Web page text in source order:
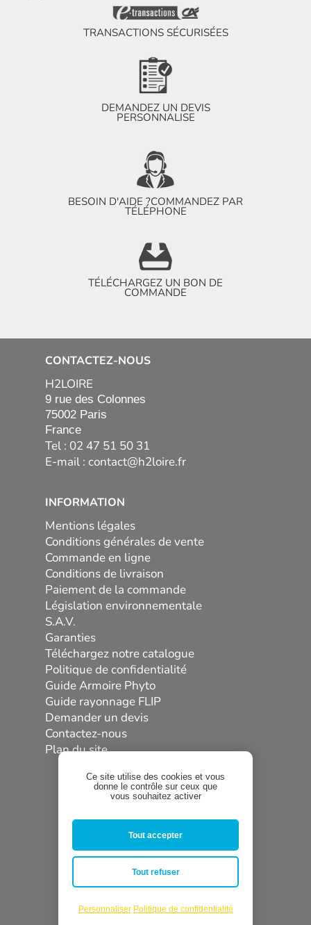
TRANSACTIONS SÉCURISÉES
DEMANDEZ UN DEVIS
PERSONNALISE
BESOIN D'AIDE ?COMMANDEZ PAR
TÉLÉPHONE
TÉLÉCHARGEZ UN BON DE
COMMANDE
CONTACTEZ-NOUS
H2LOIRE
9 rue des Colonnes
75002 Paris
France
Tel : 02 47 51 50 31
E-mail : contact@h2loire.fr
INFORMATION
Mentions légales
Conditions générales de vente
Commande en ligne
Conditions de livraison
Paiement de la commande
Législation environnementale
S.A.V.
Garanties
Téléchargez notre catalogue
Politique de confidentialité
Guide Armoire Phyto
Guide rayonnage FLIP
Demander un devis
Contactez-nous
Plan du site
 
Site réalisé parTribu and Co
Ce site utilise des cookies et vous
donne le contrôle sur ceux que
vous souhaitez activer
Tout accepter
Tout refuser
Personnaliser Politique de confidentialité